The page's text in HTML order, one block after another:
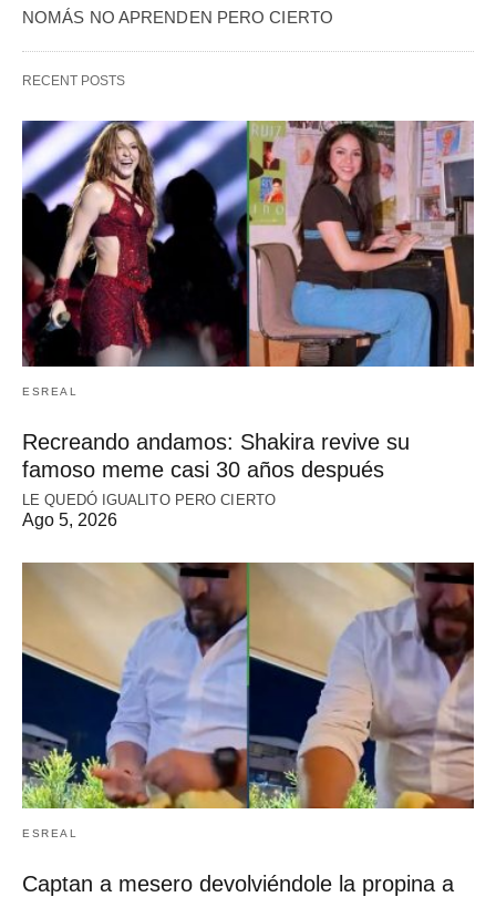
NOMÁS NO APRENDEN PERO CIERTO
RECENT POSTS
ESREAL
Recreando andamos: Shakira revive su
famoso meme casi 30 años después
LE QUEDÓ IGUALITO PERO CIERTO
Ago 5, 2026
ESREAL
Captan a mesero devolviéndole la propina a